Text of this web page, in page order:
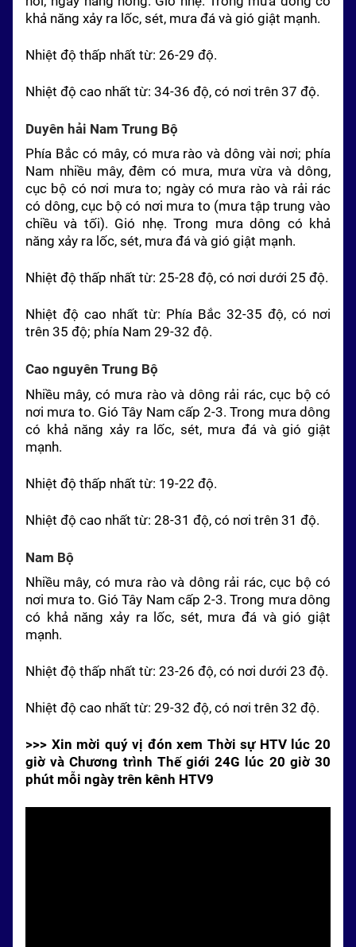
khả năng xảy ra lốc, sét, mưa đá và gió giật mạnh.
Nhiệt độ thấp nhất từ: 26-29 độ.
Nhiệt độ cao nhất từ: 34-36 độ, có nơi trên 37 độ.
Duyên hải Nam Trung Bộ
Phía Bắc có mây, có mưa rào và dông vài nơi; phía
Nam nhiều mây, đêm có mưa, mưa vừa và dông,
cục bộ có nơi mưa to; ngày có mưa rào và rải rác
có dông, cục bộ có nơi mưa to (mưa tập trung vào
chiều và tối). Gió nhẹ. Trong mưa dông có khả
năng xảy ra lốc, sét, mưa đá và gió giật mạnh.
Nhiệt độ thấp nhất từ: 25-28 độ, có nơi dưới 25 độ.
Nhiệt độ cao nhất từ: Phía Bắc 32-35 độ, có nơi
trên 35 độ; phía Nam 29-32 độ.
Cao nguyên Trung Bộ
Nhiều mây, có mưa rào và dông rải rác, cục bộ có
nơi mưa to. GióTây Nam cấp 2-3. Trong mưa dông
có khả năng xảy ra lốc, sét, mưa đá và gió giật
mạnh.
Nhiệt độ thấp nhất từ: 19-22 độ.
Nhiệt độ cao nhất từ: 28-31 độ, có nơi trên 31 độ.
Nam Bộ
Nhiều mây, có mưa rào và dông rải rác, cục bộ có
nơi mưa to. GióTây Nam cấp 2-3. Trong mưa dông
có khả năng xảy ra lốc, sét, mưa đá và gió giật
mạnh.
Nhiệt độ thấp nhất từ: 23-26 độ, có nơi dưới 23 độ.
Nhiệt độ cao nhất từ: 29-32 độ, có nơi trên 32 độ.
>>> Xin mời quý vị đón xem Thời sự HTV lúc 20
giờ và Chương trình Thế giới 24G lúc 20 giờ 30
phút mỗi ngày trên kênh HTV9